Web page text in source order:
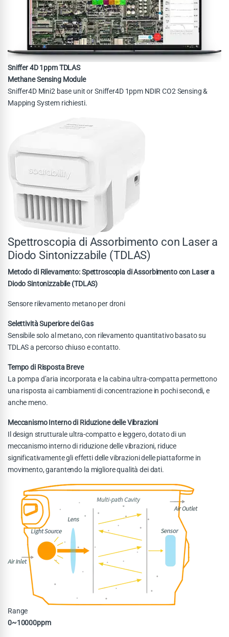
Sniffer 4D 1ppm TDLAS
Methane Sensing Module
Sniffer4D Mini2 base unit or Sniffer4D 1ppm NDIR CO2 Sensing &
Mapping System richiesti.
Spettroscopia di Assorbimento con Laser a
Diodo Sintonizzabile (TDLAS)
Metodo di Rilevamento: Spettroscopia di Assorbimento con Laser a
Diodo Sintonizzabile (TDLAS)
Sensore rilevamento metano per droni
Selettività Superiore dei Gas
Sensibile solo al metano, con rilevamento quantitativo basato su
TDLAS a percorso chiuso e contatto.
Tempo di Risposta Breve
La pompa d’aria incorporata e la cabina ultra-compatta permettono
una risposta ai cambiamenti di concentrazione in pochi secondi, e
anche meno.
Meccanismo Interno di Riduzione delle Vibrazioni
Il design strutturale ultra-compatto e leggero, dotato di un
meccanismo interno di riduzione delle vibrazioni, riduce
significativamente gli effetti delle vibrazioni delle piattaforme in
movimento, garantendo la migliore qualità dei dati.
Range
0~10000ppm